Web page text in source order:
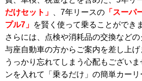
だけセット」
、7年リースの 「スーパ
プル7」 を賢く使って乗ることができ
さらには、点検や消耗品の交換など
与座自動車の方からご案内を差し上
うっかり忘れてしまう心配もござい
ンを入れて「乗るだけ」の簡単カーリ